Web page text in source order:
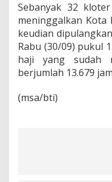
Sebanyak 32
meninggalkan Kota
keudian
Rabu (30/09) pukul
haji yang sudah
berjumlah 13.679
(msa/bti)‎